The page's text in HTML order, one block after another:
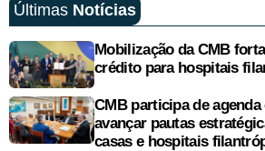
Últimas Notícias
Mobilização da CMB
crédito para hospitais
CMB participa de
avançar pautas
casas e hospitais